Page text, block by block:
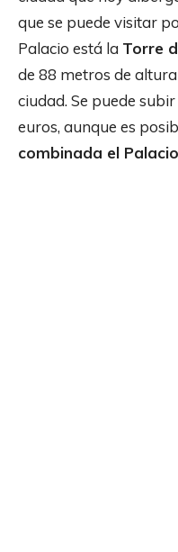
que se puede visitar
Palacio está la Torre
de 88 metros de
ciudad. Se puede
euros, aunque es
combinada el